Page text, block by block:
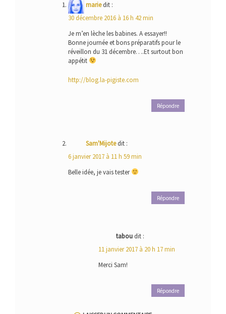
marie dit :
30 décembre 2016 à 16 h 42 min
Je m’en lèche les babines. A essayer!!
Bonne journée et bons préparatifs pour le
réveillon du 31 décembre….Et surtout bon
appétit
http://blog.la-pigiste.com
Répondre
Sam'Mijote dit :
6 janvier 2017 à 11 h 59 min
Belle idée, je vais tester
Répondre
tabou dit :
11 janvier 2017 à 20 h 17 min
Merci Sam!
Répondre